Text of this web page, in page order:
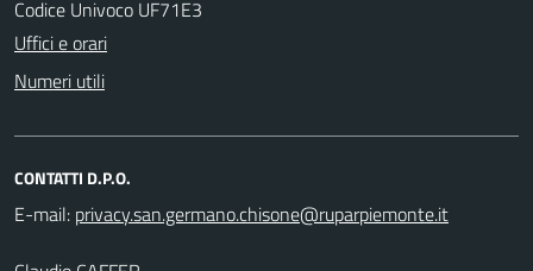
Codice Univoco UF71E3
Uffici e orari
Numeri utili
CONTATTI D.P.O.
E-mail: